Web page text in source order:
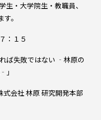
・大学院生・教職員、
。
：１５
ば失敗ではない ‐林原の
」
会社 林原 研究開発本部